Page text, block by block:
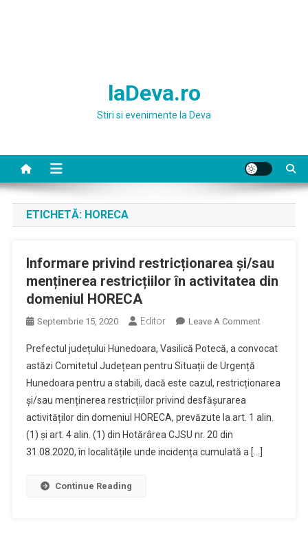
laDeva.ro
Stiri si evenimente la Deva
ETICHETĂ: HORECA
Informare privind restricționarea și/sau
menținerea restricțiilor în activitatea din
domeniul HORECA
Septembrie 15, 2020 Editor Leave A CommentOn
Privind
Și/sau
Restricțiilor
Activitatea
Prefectul județului Hunedoara, Vasilică Potecă, a convocat
astăzi Comitetul Județean pentru Situații de Urgență
Hunedoara pentru a stabili, dacă este cazul, restricționarea
și/sau menținerea restricțiilor privind desfășurarea
activităților din domeniul HORECA, prevăzute la art. 1 alin.
(1) și art. 4 alin. (1) din Hotărârea CJSU nr. 20 din
31.08.2020, în localitățile unde incidența cumulată a […]
Continue Reading